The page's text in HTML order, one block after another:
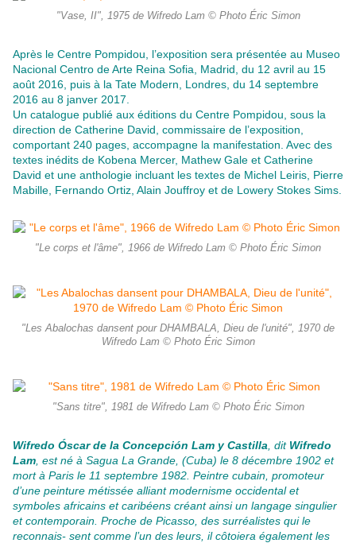
"Vase, II", 1975 de Wifredo Lam © Photo Éric Simon
Après le Centre Pompidou, l’exposition sera présentée au Museo
Nacional Centro de Arte Reina Sofia, Madrid, du 12 avril au 15
août 2016, puis à la Tate Modern, Londres, du 14 septembre
2016 au 8 janver 2017.
Un catalogue publié aux éditions du Centre Pompidou, sous la
direction de Catherine David, commissaire de l’exposition,
comportant 240 pages, accompagne la manifestation. Avec des
textes inédits de Kobena Mercer, Mathew Gale et Catherine
David et une anthologie incluant les textes de Michel Leiris, Pierre
Mabille, Fernando Ortiz, Alain Jouffroy et de Lowery Stokes Sims.
"Le corps et l'âme", 1966 de Wifredo Lam © Photo Éric Simon
"Les Abalochas dansent pour DHAMBALA, Dieu de l'unité", 1970 de
Wifredo Lam © Photo Éric Simon
"Sans titre", 1981 de Wifredo Lam © Photo Éric Simon
Wifredo Óscar de la Concepción Lam y Castilla , dit Wifredo
Lam , est né à Sagua La Grande, (Cuba) le 8 décembre 1902 et
mort à Paris le 11 septembre 1982. Peintre cubain, promoteur
d’une peinture métissée alliant modernisme occidental et
symboles africains et caribéens créant ainsi un langage singulier
et contemporain. Proche de Picasso, des surréalistes qui le
reconnais- sent comme l’un des leurs, il côtoiera également les